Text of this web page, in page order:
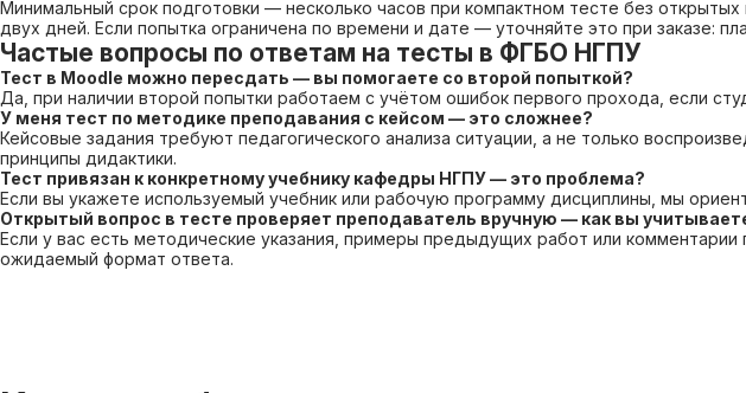
Минимальный срок подготовки — несколько часов при компактном тесте без
двух дней. Если попытка ограничена по времени и дате — уточняйте это при заказе:
Частые вопросы по ответам на тесты в ФГБО НГПУ
Тест в Moodle можно пересдать — вы помогаете со второй попыткой?
Да, при наличии второй попытки работаем с учётом ошибок первого прохода, если
У меня тест по методике преподавания с кейсом — это сложнее?
Кейсовые задания требуют педагогического анализа ситуации, а не только
принципы дидактики.
Тест привязан к конкретному учебнику кафедры НГПУ — это проблема?
Если вы укажете используемый учебник или рабочую программу дисциплины, мы
Открытый вопрос в тесте проверяет преподаватель вручную — как вы
Если у вас есть методические указания, примеры предыдущих работ или
ожидаемый формат ответа.